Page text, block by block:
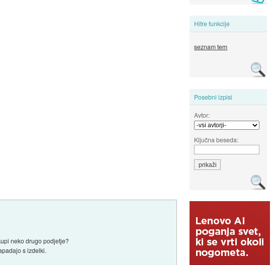
Hitre funkcije
seznam tem
Posebni izpisi
Avtor:
Ključna beseda:
neko drugo podjetje?
s izdelki.